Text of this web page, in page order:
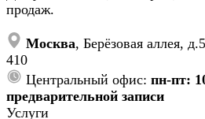
продаж.
Москва, Берёзовая аллея,
410
Центральный офис: пн-пт:
предварительной записи
Услуги